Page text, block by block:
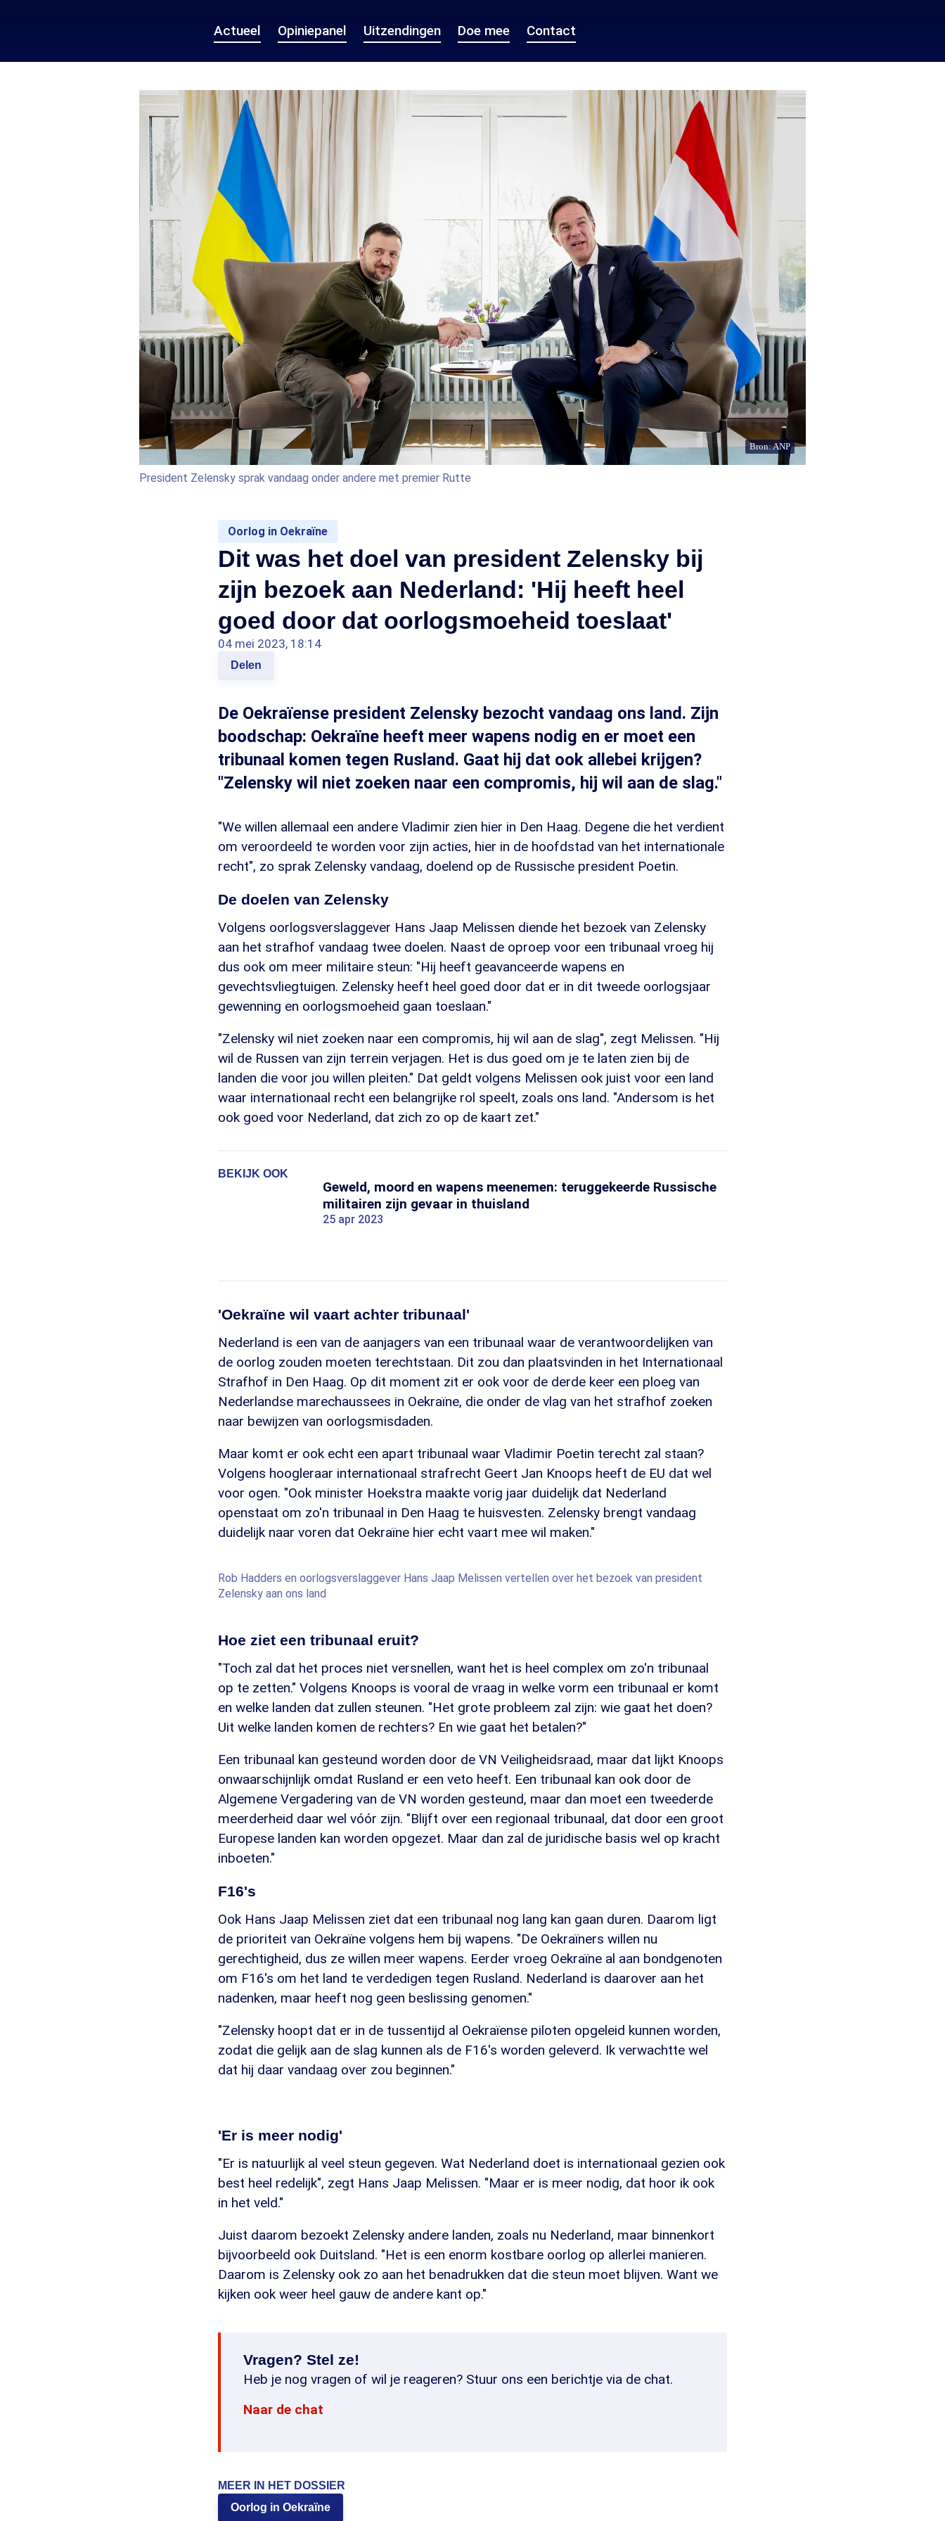
Actueel Opiniepanel Uitzendingen Doe mee Contact
Bron: ANP
President Zelensky sprak vandaag onder andere met premier Rutte
Oorlog in Oekraïne
Dit was het doel van president Zelensky bij
zijn bezoek aan Nederland: 'Hij heeft heel
goed door dat oorlogsmoeheid toeslaat'
04 mei 2023, 18:14
Delen
De Oekraïense president Zelensky bezocht vandaag ons land. Zijn
boodschap: Oekraïne heeft meer wapens nodig en er moet een
tribunaal komen tegen Rusland. Gaat hij dat ook allebei krijgen?
"Zelensky wil niet zoeken naar een compromis, hij wil aan de slag."
"We willen allemaal een andere Vladimir zien hier in Den Haag. Degene die het verdient
om veroordeeld te worden voor zijn acties, hier in de hoofdstad van het internationale
recht", zo sprak Zelensky vandaag, doelend op de Russische president Poetin.
De doelen van Zelensky
Volgens oorlogsverslaggever Hans Jaap Melissen diende het bezoek van Zelensky
aan het strafhof vandaag twee doelen. Naast de oproep voor een tribunaal vroeg hij
dus ook om meer militaire steun: "Hij heeft geavanceerde wapens en
gevechtsvliegtuigen. Zelensky heeft heel goed door dat er in dit tweede oorlogsjaar
gewenning en oorlogsmoeheid gaan toeslaan."
"Zelensky wil niet zoeken naar een compromis, hij wil aan de slag", zegt Melissen. "Hij
wil de Russen van zijn terrein verjagen. Het is dus goed om je te laten zien bij de
landen die voor jou willen pleiten." Dat geldt volgens Melissen ook juist voor een land
waar internationaal recht een belangrijke rol speelt, zoals ons land. "Andersom is het
ook goed voor Nederland, dat zich zo op de kaart zet."
BEKIJK OOK
Geweld, moord en wapens meenemen: teruggekeerde Russische
militairen zijn gevaar in thuisland
25 apr 2023
'Oekraïne wil vaart achter tribunaal'
Nederland is een van de aanjagers van een tribunaal waar de verantwoordelijken van
de oorlog zouden moeten terechtstaan. Dit zou dan plaatsvinden in het Internationaal
Strafhof in Den Haag. Op dit moment zit er ook voor de derde keer een ploeg van
Nederlandse marechaussees in Oekraïne, die onder de vlag van het strafhof zoeken
naar bewijzen van oorlogsmisdaden.
Maar komt er ook echt een apart tribunaal waar Vladimir Poetin terecht zal staan?
Volgens hoogleraar internationaal strafrecht Geert Jan Knoops heeft de EU dat wel
voor ogen. "Ook minister Hoekstra maakte vorig jaar duidelijk dat Nederland
openstaat om zo'n tribunaal in Den Haag te huisvesten. Zelensky brengt vandaag
duidelijk naar voren dat Oekraïne hier echt vaart mee wil maken."
Rob Hadders en oorlogsverslaggever Hans Jaap Melissen vertellen over het bezoek van president
Zelensky aan ons land
Hoe ziet een tribunaal eruit?
"Toch zal dat het proces niet versnellen, want het is heel complex om zo'n tribunaal
op te zetten." Volgens Knoops is vooral de vraag in welke vorm een tribunaal er komt
en welke landen dat zullen steunen. "Het grote probleem zal zijn: wie gaat het doen?
Uit welke landen komen de rechters? En wie gaat het betalen?"
Een tribunaal kan gesteund worden door de VN Veiligheidsraad, maar dat lijkt Knoops
onwaarschijnlijk omdat Rusland er een veto heeft. Een tribunaal kan ook door de
Algemene Vergadering van de VN worden gesteund, maar dan moet een tweederde
meerderheid daar wel vóór zijn. "Blijft over een regionaal tribunaal, dat door een groot
Europese landen kan worden opgezet. Maar dan zal de juridische basis wel op kracht
inboeten."
F16's
Ook Hans Jaap Melissen ziet dat een tribunaal nog lang kan gaan duren. Daarom ligt
de prioriteit van Oekraïne volgens hem bij wapens. "De Oekraïners willen nu
gerechtigheid, dus ze willen meer wapens. Eerder vroeg Oekraïne al aan bondgenoten
om F16's om het land te verdedigen tegen Rusland. Nederland is daarover aan het
nadenken, maar heeft nog geen beslissing genomen."
"Zelensky hoopt dat er in de tussentijd al Oekraïense piloten opgeleid kunnen worden,
zodat die gelijk aan de slag kunnen als de F16's worden geleverd. Ik verwachtte wel
dat hij daar vandaag over zou beginnen."
'Er is meer nodig'
"Er is natuurlijk al veel steun gegeven. Wat Nederland doet is internationaal gezien ook
best heel redelijk", zegt Hans Jaap Melissen. "Maar er is meer nodig, dat hoor ik ook
in het veld."
Juist daarom bezoekt Zelensky andere landen, zoals nu Nederland, maar binnenkort
bijvoorbeeld ook Duitsland. "Het is een enorm kostbare oorlog op allerlei manieren.
Daarom is Zelensky ook zo aan het benadrukken dat die steun moet blijven. Want we
kijken ook weer heel gauw de andere kant op."
Vragen? Stel ze!
Heb je nog vragen of wil je reageren? Stuur ons een berichtje via de chat.
Naar de chat
MEER IN HET DOSSIER
Oorlog in Oekraïne